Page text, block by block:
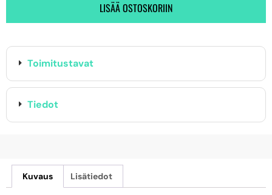
LISÄÄ OSTOSKORIIN
Toimitustavat
Tiedot
Kuvaus Lisätiedot